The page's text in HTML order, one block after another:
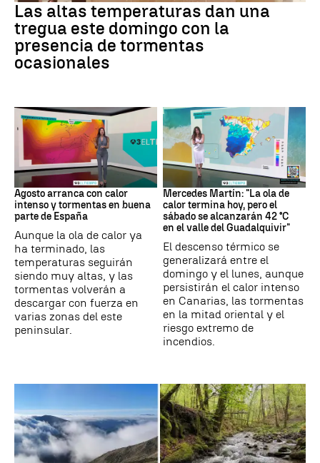
Las altas temperaturas dan una
tregua este domingo con la
presencia de tormentas
ocasionales
Tiempo
Agosto arranca con calor
intenso y tormentas en buena
parte de España
Aunque la ola de calor ya
ha terminado, las
temperaturas seguirán
siendo muy altas, y las
tormentas volverán a
descargar con fuerza en
varias zonas del este
peninsular.
La previsión
Mercedes Martín: "La ola de
calor termina hoy, pero el
sábado se alcanzarán 42 °C
en el valle del Guadalquivir"
El descenso térmico se
generalizará entre el
domingo y el lunes, aunque
persistirán el calor intenso
en Canarias, las tormentas
en la mitad oriental y el
riesgo extremo de
incendios.